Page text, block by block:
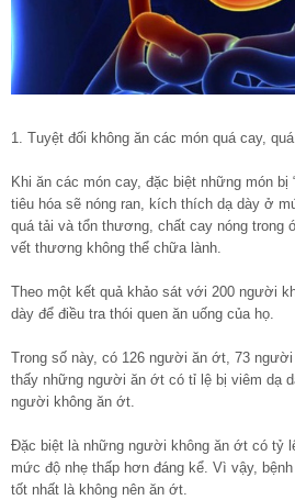
1. Tuyệt đối không ăn các món quá cay,
Khi ăn các món cay, đặc biệt những món bị
tiêu hóa sẽ nóng ran, kích thích dạ dày ở
quá tải và tổn thương, chất cay nóng trong
vết thương không thể chữa lành.
Theo một kết quả khảo sát với 200 người
dày để điều tra thói quen ăn uống của họ.
Trong số này, có 126 người ăn ớt, 73
thấy những người ăn ớt có tỉ lệ bị viêm dạ
người không ăn ớt.
Đặc biệt là những người không ăn ớt có tỷ
mức độ nhẹ thấp hơn đáng kể. Vì vậy,
tốt nhất là không nên ăn ớt.